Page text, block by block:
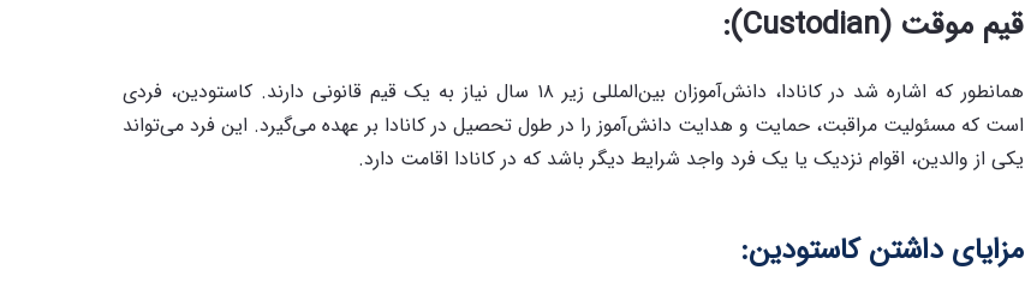
قیم موقت (Custodian):
همانطور که اشاره شد در کانادا، دانش‌آموزان بین‌المللی زیر ۱۸ سال نیاز به یک قیم قانونی دارند. کاستودین، فردی
است که مسئولیت مراقبت، حمایت و هدایت دانش‌آموز را در طول تحصیل در کانادا بر عهده می‌گیرد. این فرد می‌تواند
یکی از والدین، اقوام نزدیک یا یک فرد واجد شرایط دیگر باشد که در کانادا اقامت دارد.
مزایای داشتن کاستودین: